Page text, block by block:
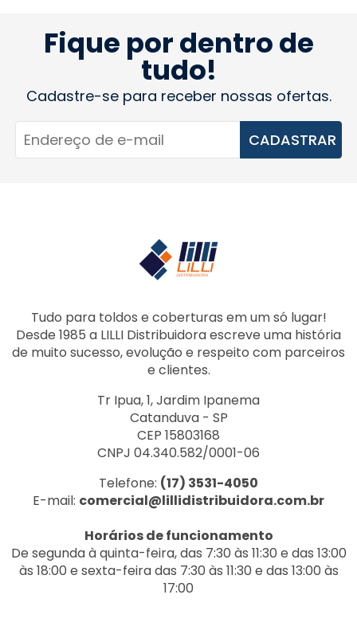
Fique por dentro de
tudo!
Cadastre-se para receber nossas ofertas.
CADASTRAR
Tudo para toldos e coberturas em um só lugar!
Desde 1985 a LILLI Distribuidora escreve uma história
de muito sucesso, evolução e respeito com parceiros
e clientes.
Tr Ipua, 1, Jardim Ipanema
Catanduva - SP
CEP 15803168
CNPJ 04.340.582/0001-06
Telefone: (17) 3531-4050
E-mail: comercial@lillidistribuidora.com.br
Horários de funcionamento
De segunda à quinta-feira, das 7:30 às 11:30 e das 13:00
às 18:00 e sexta-feira das 7:30 às 11:30 e das 13:00 às
17:00